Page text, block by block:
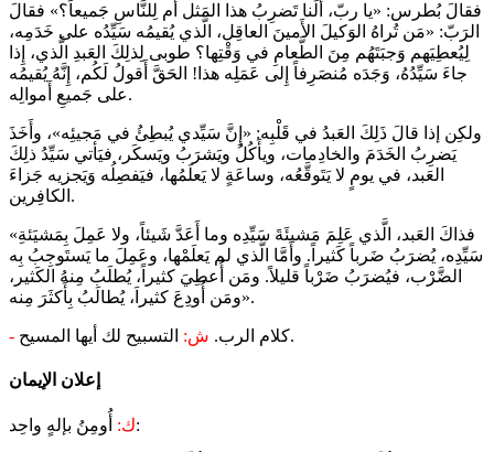
فقالَ بُطرس: «يا ربّ، أَلَنا تَضرِبُ هذا المَثل أَم لِلنَّاسِ جَميعاً؟» فقالَ
الرَبّ: «مَن تُراهُ الوَكيلَ الأَمينَ العاقِل، الَّذي يُقيمُه سَيِّدُه على خَدَمِه،
لِيُعطِيَهم وَجبَتَهُم مِنَ الطَّعامِ في وَقْتِها؟ طوبى لِذلِكَ العَبدِ الَّذي، إِذا
جاءَ سَيِّدُهُ، وَجَدَه مُنصَرِفاً إِلى عَمَلِه هذا! الحَقَّ أَقولُ لَكُم، إِنَّهُ يُقيمُه
على جَميعِ أَموالِه.
ولكِن إذا قالَ ذَلِكَ العَبدُ في قَلْبِه: «إِنَّ سَيِّدي يُبطِئُ في مَجيئِه»، وأَخَذَ
يَضرِبُ الخَدَمَ والخادِمات، ويأَكُلُ ويَشرَبُ ويَسكَر، فيَأتي سَيِّدُ ذلِكَ
العَبد، في يومٍ لا يَتَوقَّعُه، وساعَةٍ لا يَعلَمُها، فيَفصِلُه وَيَجزيه جَزاءَ
الكافِرين.
«فذاكَ العَبد، الَّذي عَلِمَ مَشيئَةَ سَيِّدِه وما أَعَدَّ شَيئاً، ولا عَمِلَ بِمَشيَئةِ
سَيِّدِه، يُضرَبُ ضَرباً كَثيراً. وأَمَّا الَّذي لم يَعلَمْها، وعَمِلَ ما يَستَوجِبُ بِه
الضَّرْب، فيُضرَبُ ضَرْباً قليلاً. ومَن أُعطِيَ كثيراً، يُطلَبُ مِنهُ الكَثير،
ومَن أُودِعَ كثيراَ، يُطالَبُ بِأَكثَرَ مِنه».
- كلام الرب. ش: التسبيح لك أيها المسيح.
إعلان الإيمان
ك:أُومِنُ بإلهٍ واحِد: